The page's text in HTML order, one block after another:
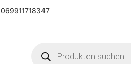
069911718347